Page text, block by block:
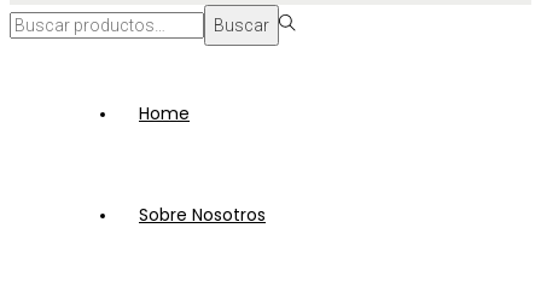
Búsqueda
Buscar
Home
Sobre Nosotros